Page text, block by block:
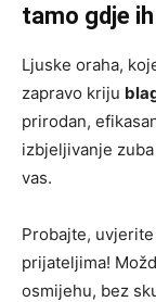
tamo gdje
Ljuske oraha,
zapravo kriju
prirodan,
izbjeljivanje
vas.
Probajte,
prijateljima!
osmijehu, bez